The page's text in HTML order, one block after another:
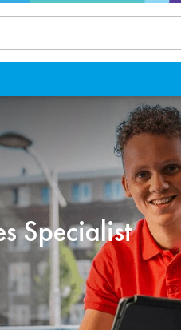
Specialist